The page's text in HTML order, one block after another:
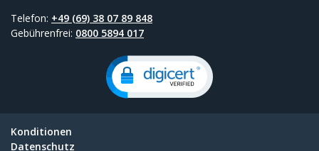
Telefon: +49 (69) 38 07 89 848
Gebührenfrei: 0800 5894 017
Konditionen
Datenschutz